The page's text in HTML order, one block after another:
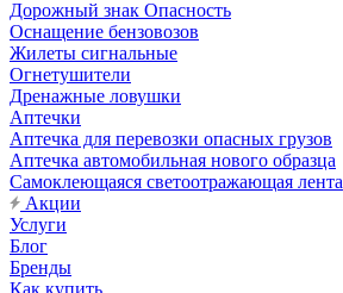
Дорожный знак Опасность
Оснащение бензовозов
Жилеты сигнальные
Огнетушители
Дренажные ловушки
Аптечки
Аптечка для перевозки опасных грузов
Аптечка автомобильная нового образца
Самоклеющаяся светоотражающая лента
Акции
Услуги
Блог
Бренды
Как купить